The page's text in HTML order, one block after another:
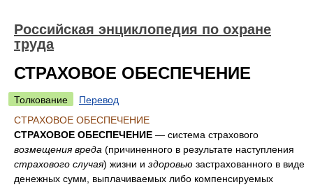
Российская энциклопедия по охране
труда
СТРАХОВОЕ ОБЕСПЕЧЕНИЕ
Толкование
Перевод
СТРАХОВОЕ ОБЕСПЕЧЕНИЕ
СТРАХОВОЕ ОБЕСПЕЧЕНИЕ — система страхового
возмещения вреда (причиненного в результате наступления
страхового случая) жизни и здоровью застрахованного в виде
денежных сумм, выплачиваемых либо компенсируемых